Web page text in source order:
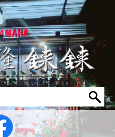
男性衣著 車身標誌 / 貼紙